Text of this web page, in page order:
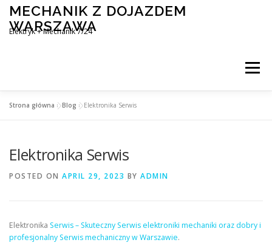
Skip
content
MECHANIK Z DOJAZDEM
WARSZAWA
Elektryk + Mechanik 7/24
Menu
ELEKTRYK SAMOCHODOWY
Strona główna »Blog »Elektronika Serwis
Elektronika Serwis
POSTED ON APRIL 29, 2023 BY ADMIN
Elektronika Serwis – Skuteczny Serwis elektroniki mechaniki oraz dobry i
profesjonalny Serwis mechaniczny w Warszawie.